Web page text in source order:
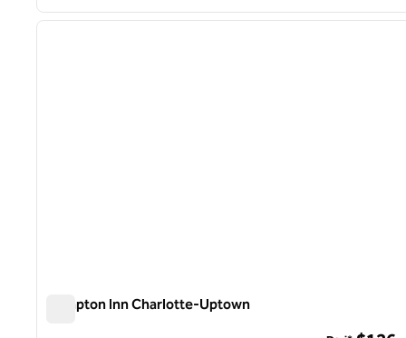
1 dari 12
Hampton Inn Charlotte-Uptown